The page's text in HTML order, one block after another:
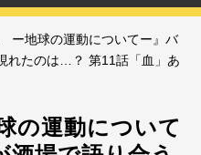
ー地球の運動についてー』バ
れたのは…？ 第11話「血」あ
の運動について